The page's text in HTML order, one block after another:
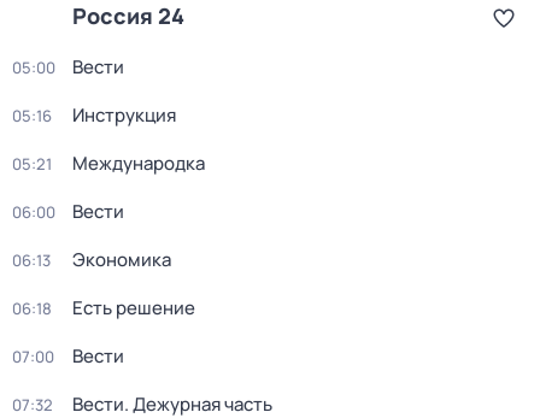
Россия 24
05:00 Вести
05:16 Инструкция
05:21 Международка
06:00 Вести
06:13 Экономика
06:18 Есть решение
07:00 Вести
07:32 Вести. Дежурная часть